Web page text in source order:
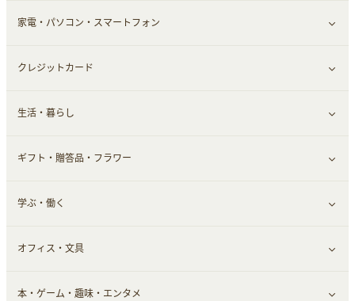
靴・フットウェア
小物・かばん
スーツ・フォーマル
ドリンク
お酒
食材宅配
スキンケア
メイクアップ
ヘアケア
メンズ美容
美容・ダイエット用品
脱毛用品
美容食品
すべて見る
健康食品｜青汁・飲料
健康食品｜乳酸菌・ケフィア
健康食品｜その他
スポーツ・フィットネス
日用品・薬局・からだ
家電・パソコン・スマートフォン
すべて見る
家電・パソコン・ソフトウェア
スマホ・携帯電話・SIM
クレジットカード
すべて見る
クレジットカード
生活・暮らし
すべて見る
車情報・カーシェア・レンタル
お役立ち
生活雑貨・家具インテリア
ギフト・贈答品・フラワー
すべて見る
ギフト・贈答品
フラワー
学ぶ・働く
すべて見る
習い事・学習・学校
オフィス・文具
すべて見る
本・ゲーム・趣味・エンタメ